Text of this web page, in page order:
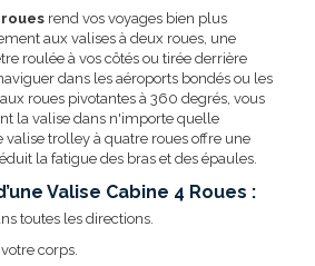
rend vos voyages bien plus
aux valises à deux roues, une
roulée à vos côtés ou tirée derrière
dans les aéroports bondés ou les
roues pivotantes à 360 degrés, vous
la valise dans n'importe quelle
valise trolley à quatre roues offre une
la fatigue des bras et des épaules.
Valise Cabine 4 Roues :
toutes les directions.
corps.